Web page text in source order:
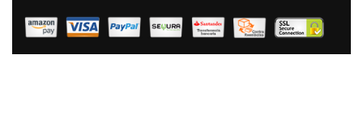
AÑADIR AL CARRITO